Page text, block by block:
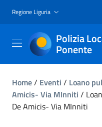
Regione Liguria
Polizia
Ponente
Home/ Eventi / Loano
Amicis- Via MInniti /
De Amicis- Via MInniti